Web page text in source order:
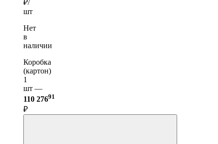
₽/
шт
Нет
в
наличии
Коробка
(картон)
1
шт —
110 27691
₽